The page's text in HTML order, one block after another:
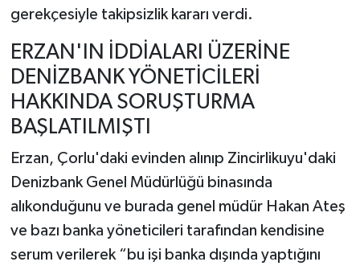
gerekçesiyle takipsizlik kararı verdi.
ERZAN'IN İDDİALARI ÜZERİNE
DENİZBANK YÖNETİCİLERİ
HAKKINDA SORUŞTURMA
BAŞLATILMIŞTI
Erzan, Çorlu'daki evinden alınıp Zincirlikuyu'daki
Denizbank Genel Müdürlüğü binasında
alıkonduğunu ve burada genel müdür Hakan Ateş
ve bazı banka yöneticileri tarafından kendisine
serum verilerek “bu işi banka dışında yaptığını